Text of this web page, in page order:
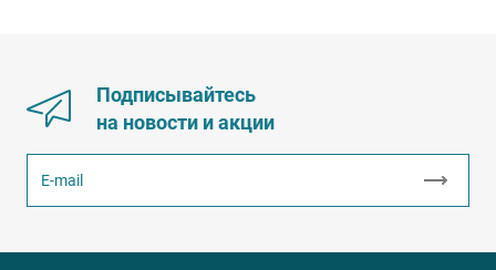
Подписывайтесь
на новости и акции